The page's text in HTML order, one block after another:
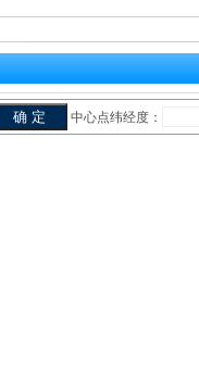
中心点纬经度：